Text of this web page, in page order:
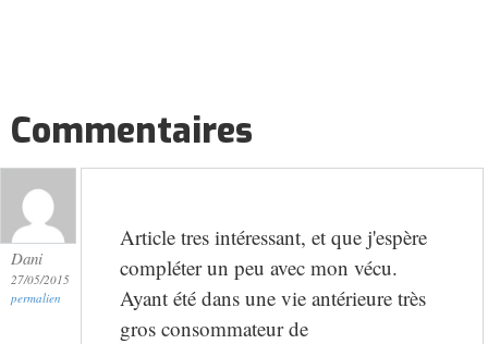
Commentaires
Dani
27/05/2015
permalien
Article tres intéressant, et que j'espère
compléter un peu avec mon vécu.
Ayant été dans une vie antérieure très
gros consommateur de